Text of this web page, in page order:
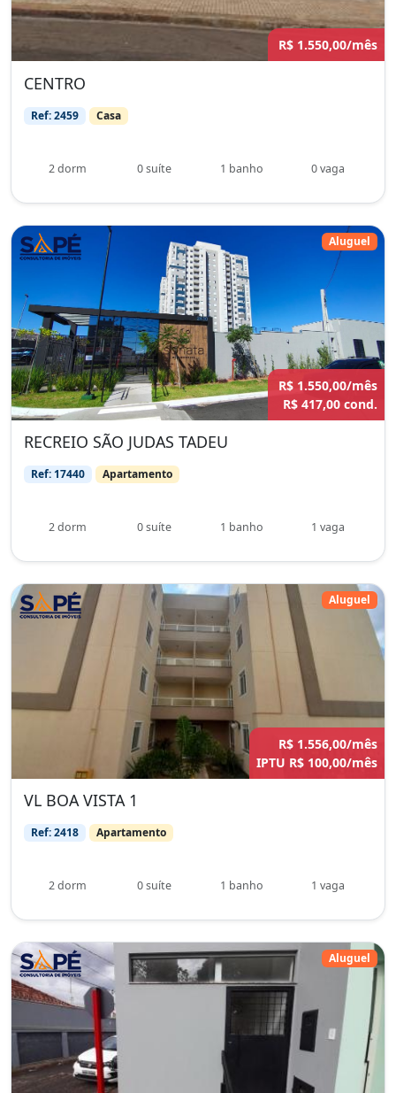
R$ 1.550,00/mês
CENTRO
Ref: 2459 Casa
2 dorm 0 suíte 1 banho 0 vaga
Aluguel
R$ 1.550,00/mês
R$ 417,00 cond.
RECREIO SÃO JUDAS TADEU
Ref: 17440 Apartamento
2 dorm 0 suíte 1 banho 1 vaga
Aluguel
R$ 1.556,00/mês
IPTU R$ 100,00/mês
VL BOA VISTA 1
Ref: 2418 Apartamento
2 dorm 0 suíte 1 banho 1 vaga
Aluguel